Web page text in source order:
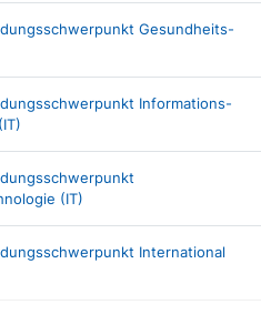
Gesundheits-
Informations-
(IT)
International